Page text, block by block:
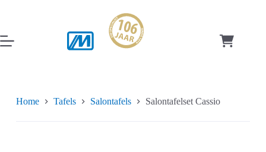
inhoud
Home Tafels Salontafels Salontafelset Cassio